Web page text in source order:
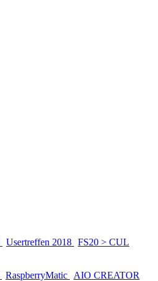
Usertreffen 2018 FS20 > CUL
RaspberryMatic
AIO CREATOR